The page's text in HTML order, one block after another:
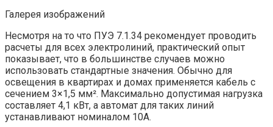
Галерея изображений
Несмотря на то что ПУЭ 7.1.34 рекомендует проводить
расчеты для всех электролиний, практический опыт
показывает, что в большинстве случаев можно
использовать стандартные значения. Обычно для
освещения в квартирах и домах применяется кабель с
сечением 3×1,5 мм². Максимально допустимая нагрузка
составляет 4,1 кВт, а автомат для таких линий
устанавливают номиналом 10А.